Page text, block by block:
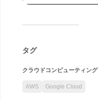
タグ
クラウドコンピューティング
AWS Google Cloud